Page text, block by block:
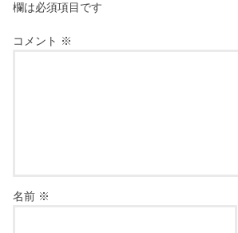
欄は必須項目です
コメント ※
名前 ※